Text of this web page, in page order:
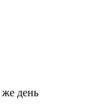
же день